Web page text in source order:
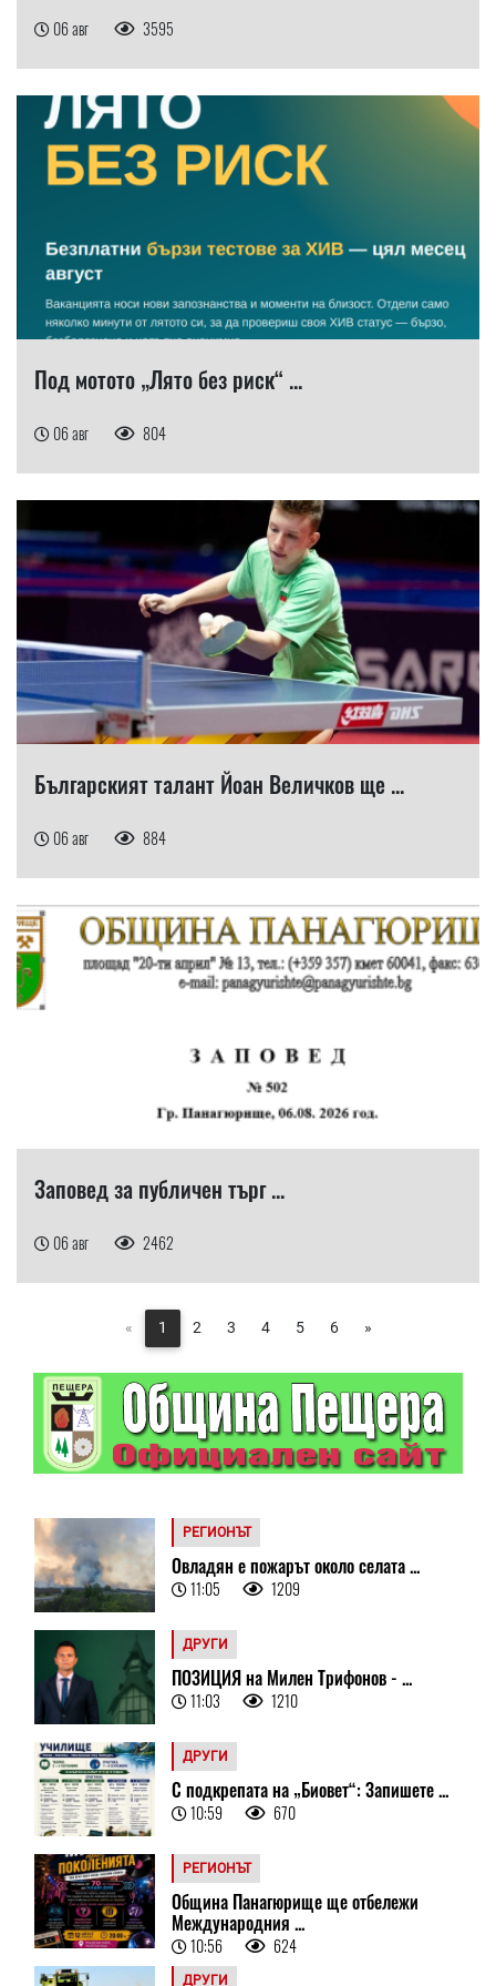
06 авг 3595
Под мотото „Лято без риск“ ...
06 авг 804
Българският талант Йоан Величков ще ...
06 авг 884
Заповед за публичен търг ...
06 авг 2462
« 1 2 3 4 5 6 »
РЕГИОНЪТ
Овладян е пожарът около селата ...
11:05 1209
ДРУГИ
ПОЗИЦИЯ на Милен Трифонов - ...
11:03 1210
ДРУГИ
С подкрепата на „Биовет“: Запишете ...
10:59 670
РЕГИОНЪТ
Община Панагюрище ще отбележи
Международния ...
10:56 624
ДРУГИ